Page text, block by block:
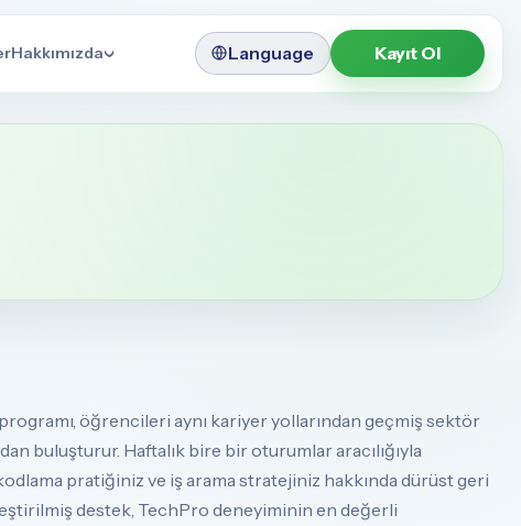
Hakkımızda Language Kayıt Ol
öğrencileri aynı kariyer yollarından geçmiş sektör
buluşturur. Haftalık bire bir oturumlar aracılığıyla
pratiğiniz ve iş arama stratejiniz hakkında dürüst geri
destek, TechPro deneyiminin en değerli